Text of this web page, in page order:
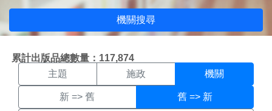
機關搜尋
累計出版品總數量：117,874
機關搜尋結果頁面
主題 施政 機關
新 => 舊 舊 => 新